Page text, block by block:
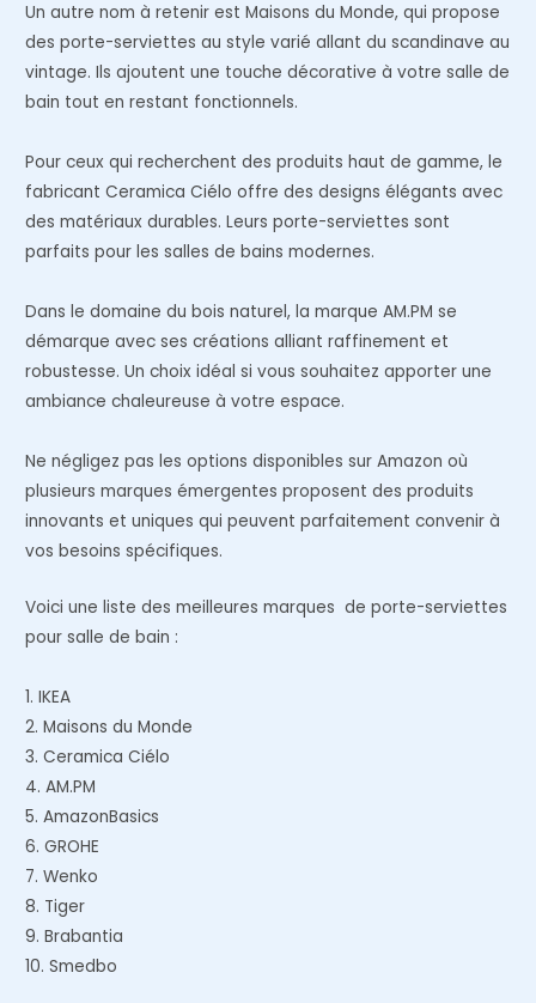
Un autre nom à retenir est Maisons du Monde, qui propose
des porte-serviettes au style varié allant du scandinave au
vintage. Ils ajoutent une touche décorative à votre salle de
bain tout en restant fonctionnels.
Pour ceux qui recherchent des produits haut de gamme, le
fabricant Ceramica Ciélo offre des designs élégants avec
des matériaux durables. Leurs porte-serviettes sont
parfaits pour les salles de bains modernes.
Dans le domaine du bois naturel, la marque AM.PM se
démarque avec ses créations alliant raffinement et
robustesse. Un choix idéal si vous souhaitez apporter une
ambiance chaleureuse à votre espace.
Ne négligez pas les options disponibles sur Amazon où
plusieurs marques émergentes proposent des produits
innovants et uniques qui peuvent parfaitement convenir à
vos besoins spécifiques.
Voici une liste des meilleures marques de porte-serviettes
pour salle de bain :
1. IKEA
2. Maisons du Monde
3. Ceramica Ciélo
4. AM.PM
5. AmazonBasics
6. GROHE
7. Wenko
8. Tiger
9. Brabantia
10. Smedbo